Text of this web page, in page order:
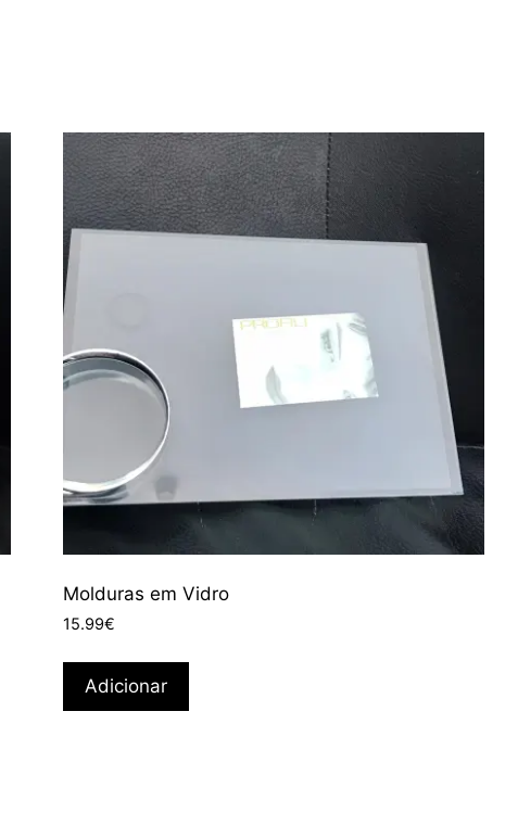
Molduras em Vidro
15.99€
Adicionar